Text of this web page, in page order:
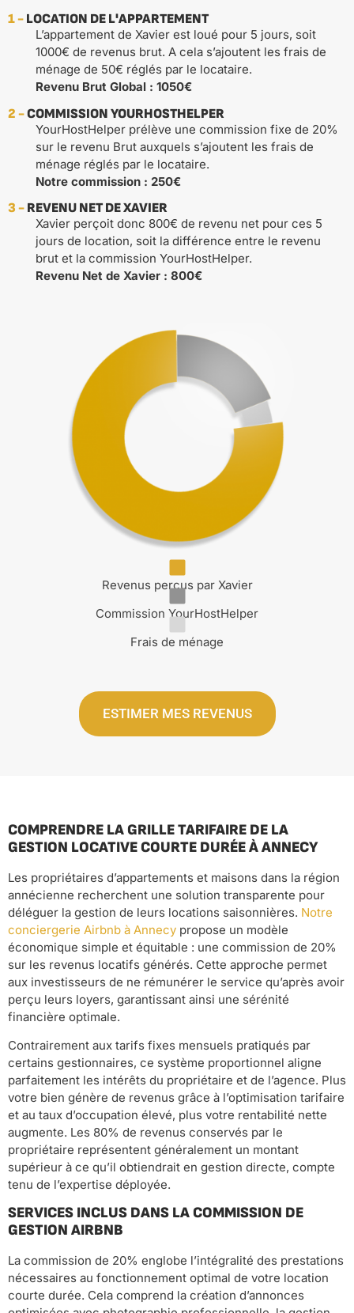
1 - LOCATION DE L'APPARTEMENT
L’appartement de Xavier est loué pour 5 jours, soit
1000€ de revenus brut. A cela s’ajoutent les frais de
ménage de 50€ réglés par le locataire.
Revenu Brut Global : 1050€
2 -COMMISSION YOURHOSTHELPER
YourHostHelper prélève une commission fixe de 20%
sur le revenu Brut auxquels s’ajoutent les frais de
ménage réglés par le locataire.
Notre commission : 250€
3 - REVENU NET DE XAVIER
Xavier perçoit donc 800€ de revenu net pour ces 5
jours de location, soit la différence entre le revenu
brut et la commission YourHostHelper.
Revenu Net de Xavier : 800€
Revenus perçus par Xavier
Commission YourHostHelper
Frais de ménage
ESTIMER MES REVENUS
COMPRENDRE LA GRILLE TARIFAIRE DE LA
GESTION LOCATIVE COURTE DURÉE À ANNECY
Les propriétaires d’appartements et maisons dans la région
annécienne recherchent une solution transparente pour
déléguer la gestion de leurs locations saisonnières. Notre
conciergerie Airbnb à Annecy propose un modèle
économique simple et équitable : une commission de 20%
sur les revenus locatifs générés. Cette approche permet
aux investisseurs de ne rémunérer le service qu’après avoir
perçu leurs loyers, garantissant ainsi une sérénité
financière optimale.
Contrairement aux tarifs fixes mensuels pratiqués par
certains gestionnaires, ce système proportionnel aligne
parfaitement les intérêts du propriétaire et de l’agence. Plus
votre bien génère de revenus grâce à l’optimisation tarifaire
et au taux d’occupation élevé, plus votre rentabilité nette
augmente. Les 80% de revenus conservés par le
propriétaire représentent généralement un montant
supérieur à ce qu’il obtiendrait en gestion directe, compte
tenu de l’expertise déployée.
SERVICES INCLUS DANS LA COMMISSION DE
GESTION AIRBNB
La commission de 20% englobe l’intégralité des prestations
nécessaires au fonctionnement optimal de votre location
courte durée. Cela comprend la création d’annonces